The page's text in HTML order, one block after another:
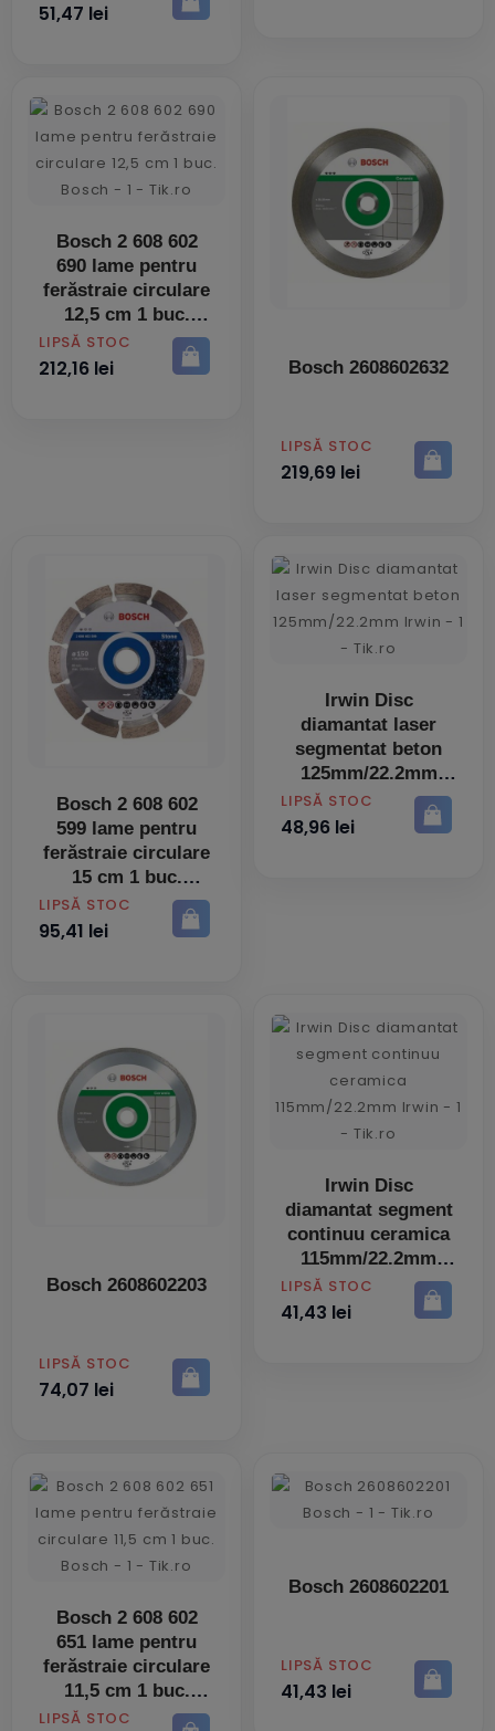
51,47 lei
Bosch 2 608 602
690 lame pentru
ferăstraie circulare
12,5 cm 1 buc.
PRET
LIPSĂ STOC
212,16 lei Bosch 2608602632
PRET
LIPSĂ STOC
219,69 lei
Bosch 2 608 602
599 lame pentru
ferăstraie circulare
15 cm 1 buc.
PRET
LIPSĂ STOC
95,41 lei
Irwin Disc
diamantat laser
segmentat beton
125mm/22.2mm
PRET
LIPSĂ STOC
48,96 lei
Bosch 2608602203
PRET
LIPSĂ STOC
74,07 lei
Irwin Disc
diamantat segment
continuu ceramica
115mm/22.2mm
PRET
LIPSĂ STOC
41,43 lei
Bosch 2 608 602
651 lame pentru
ferăstraie circulare
11,5 cm 1 buc.
PRET
LIPSĂ STOC
Bosch 2608602201
PRET
LIPSĂ STOC
41,43 lei